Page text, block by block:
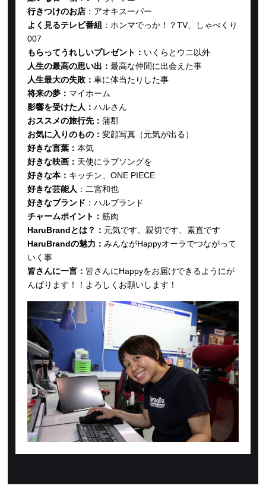
行きつけのお店 ： アオキスーパー
よく見るテレビ番組 ： ホンマでっか！？TV、しゃべくり
007
もらってうれしいプレゼント： いくらとウニ以外
人生の最高の思い出：最高な仲間に出会えた事
人生最大の失敗：車に体当たりした事
将来の夢： マイホーム
影響を受けた人：ハルさん
おススメの旅行先：蒲郡
お気に入りのもの：変顔写真（元気が出る）
好きな言葉：本気
好きな映画： 天使にラブソングを
好きな本： キッチン、ONE PIECE
好きな芸能人 ： 二宮和也
好きなブランド ：ハルブランド
チャームポイント：筋肉
HaruBrandとは？： 元気です、親切です、素直です
HaruBrandの魅力：みんながHappyオーラでつながって
いく事
皆さんに一言： 皆さんにHappyをお届けできるようにが
んばります！！よろしくお願いします！